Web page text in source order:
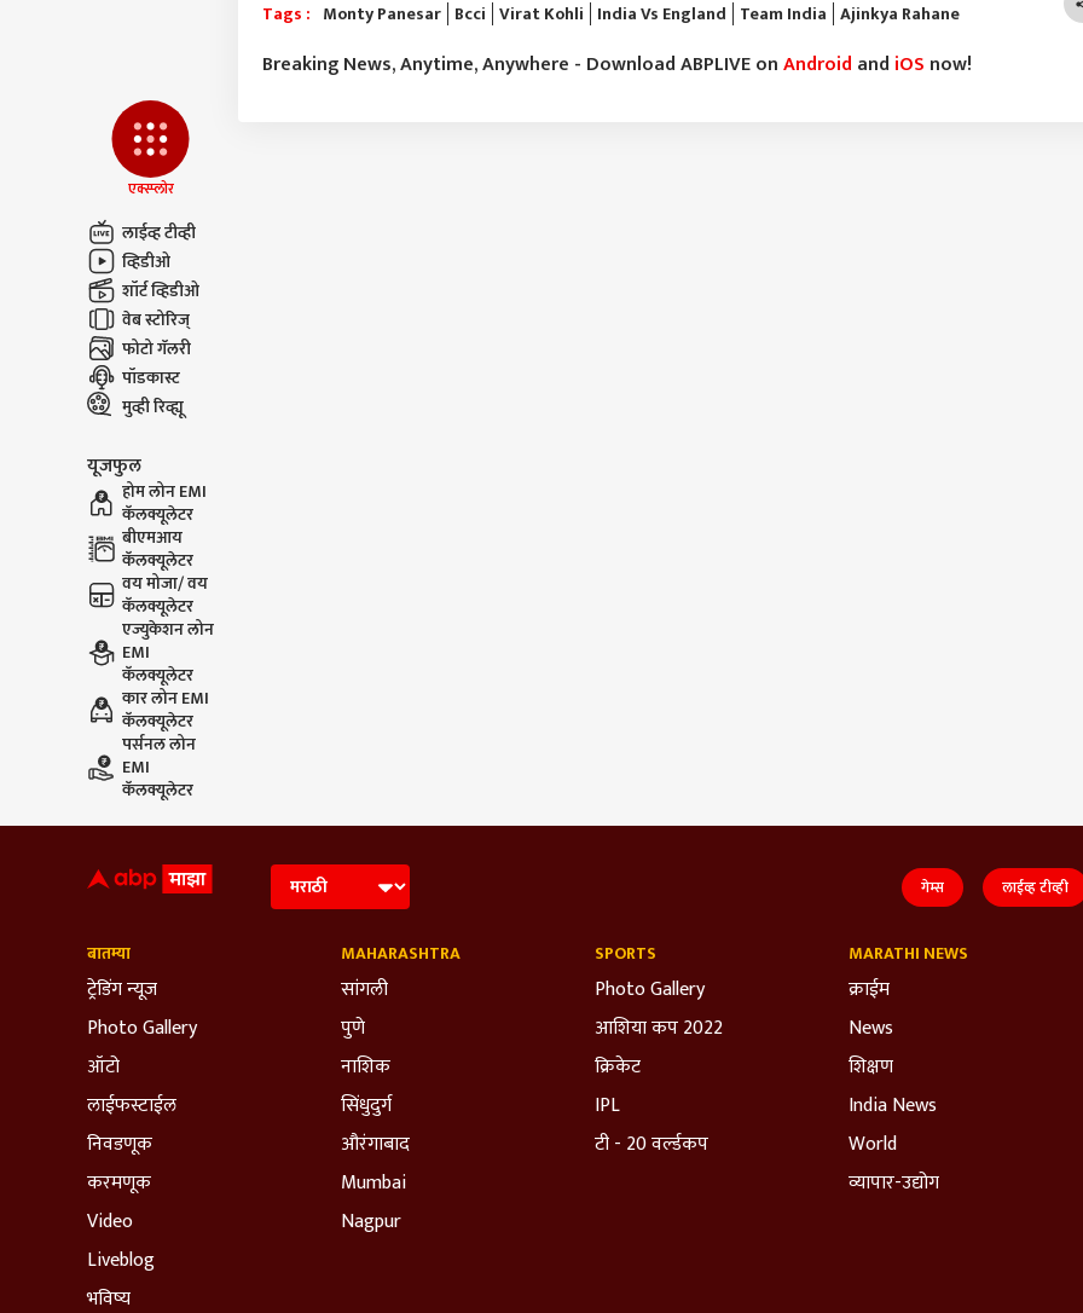
एक्स्प्लोर
लाईव्ह टीव्ही
व्हिडीओ
शॉर्ट व्हिडीओ
वेब स्टोरिज्
फोटो गॅलरी
पॉडकास्ट
मुव्ही रिव्ह्यू
यूजफुल
होम लोन EMI
कॅलक्यूलेटर
बीएमआय
कॅलक्यूलेटर
वय मोजा/ वय
कॅलक्यूलेटर
एज्युकेशन लोन
EMI
कॅलक्यूलेटर
कार लोन EMI
कॅलक्यूलेटर
पर्सनल लोन
EMI
कॅलक्यूलेटर
Tags : Monty Panesar Bcci Virat Kohli India Vs England Team India Ajinkya Rahane
Breaking News, Anytime, Anywhere - Download ABPLIVE onAndroid and iOS now!
LOGIN
सुनेत्रा पवारांच्या मार्गदर्शनात
प्रशांत किशोर भेटीनंतर
NCP च्या राजकीय
छगन भुजबळ स्पष्टच बोलले;
रिलसाठी बंदूक घेऊन शेतात
सुटली; कोल्हापुरात एकच
गेम्स लाईव्ह टीव्ही
बातम्या
ट्रेडिंग न्यूज
Photo Gallery
ऑटो
लाईफस्टाईल
निवडणूक
करमणूक
Video
Liveblog
भविष्य
MAHARASHTRA
सांगली
पुणे
नाशिक
सिंधुदुर्ग
औरंगाबाद
Mumbai
Nagpur
SPORTS
Photo Gallery
आशिया कप 2022
क्रिकेट
IPL
टी - 20 वर्ल्डकप
MARATHI NEWS
क्राईम
News
शिक्षण
India News
World
व्यापार-उद्योग